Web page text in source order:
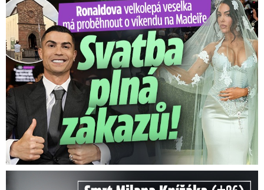
Ronaldova velkolepá veselka na Madeiře: Svatba plná zákazů!
Smrt Milana Knížáka (†86): Co prozradilo neobvyklé parte?